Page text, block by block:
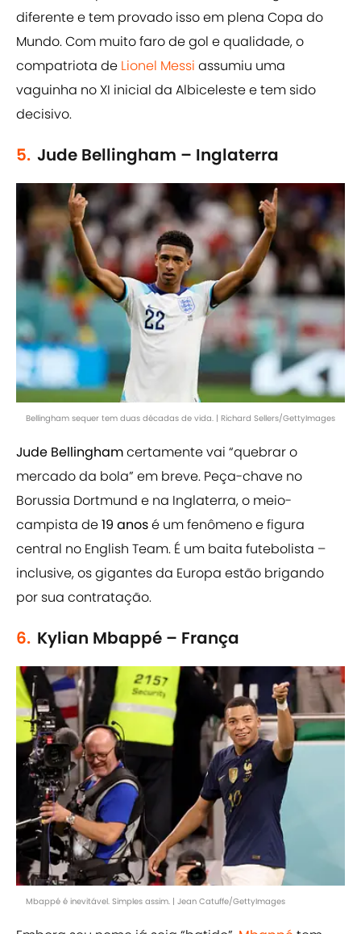
diferente e tem provado isso em plena Copa do
Mundo. Com muito faro de gol e qualidade, o
compatriota de Lionel Messi assumiu uma
vaguinha no XI inicial da Albiceleste e tem sido
decisivo.
5. Jude Bellingham – Inglaterra
Bellingham sequer tem duas décadas de vida. | Richard Sellers/GettyImages
Jude Bellinghamcertamente vai “quebrar o
mercado da bola” em breve. Peça-chave no
Borussia Dortmund e na Inglaterra, o meio-
campista de19 anosé um fenômeno e figura
central no English Team. É um baita futebolista –
inclusive, os gigantes da Europa estão brigando
por sua contratação.
6. Kylian Mbappé – França
Mbappé é inevitável. Simples assim. | Jean Catuffe/GettyImages